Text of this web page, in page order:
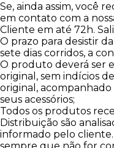
Se, ainda assim, você
em contato com a
Cliente em até 72h.
O prazo para desistir
sete dias corridos, a
O produto deverá ser
original, sem indícios
original,
seus acessórios;
Todos os produtos
Distribuição são
informado pelo cliente.